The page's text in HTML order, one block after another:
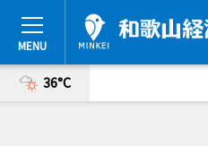
36°C